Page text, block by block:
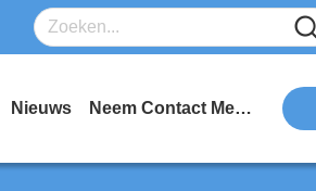
Nieuws Neem Contact Met Ons Op